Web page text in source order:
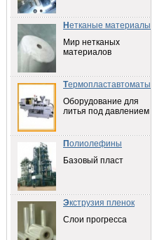
Н етканые материалы
Мир нетканых
материалов
Термопластавтоматы
Оборудование для
литья под давлением
Полиолефины
Базовый пласт
Экструзия пленок
Слои прогресса